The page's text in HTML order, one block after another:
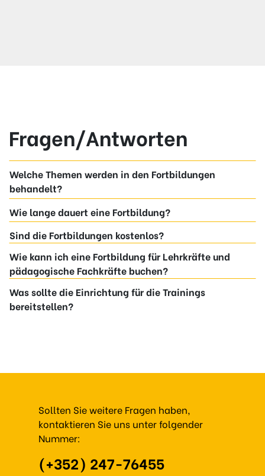
Fragen/Antworten
Welche Themen werden in den Fortbildungen
behandelt?
Wie lange dauert eine Fortbildung?
Sind die Fortbildungen kostenlos?
Wie kann ich eine Fortbildung für Lehrkräfte und
pädagogische Fachkräfte buchen?
Was sollte die Einrichtung für die Trainings
bereitstellen?
Sollten Sie weitere Fragen haben,
kontaktieren Sie uns unter folgender
Nummer:
(+352) 247-76455